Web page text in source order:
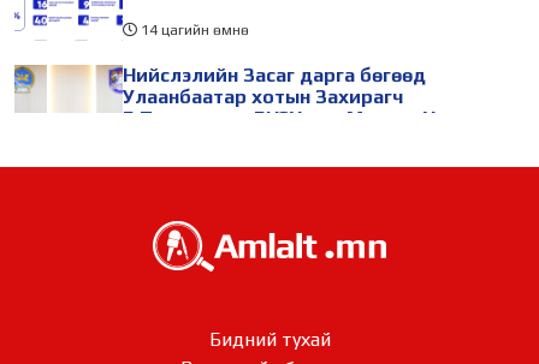
14 цагийн өмнө
Нийслэлийн Засаг дарга бөгөөд
Улаанбаатар хотын Захирагч
Б.Пүрэвдагва БНЭУ-аас Монгол Улсад
Атул Малхари Готсурветэй уулзлаа
дугаар сарын 1-нд ашиглалтад оруулна
Морингийн давааны замаас “Барилгын
Бидний тухай